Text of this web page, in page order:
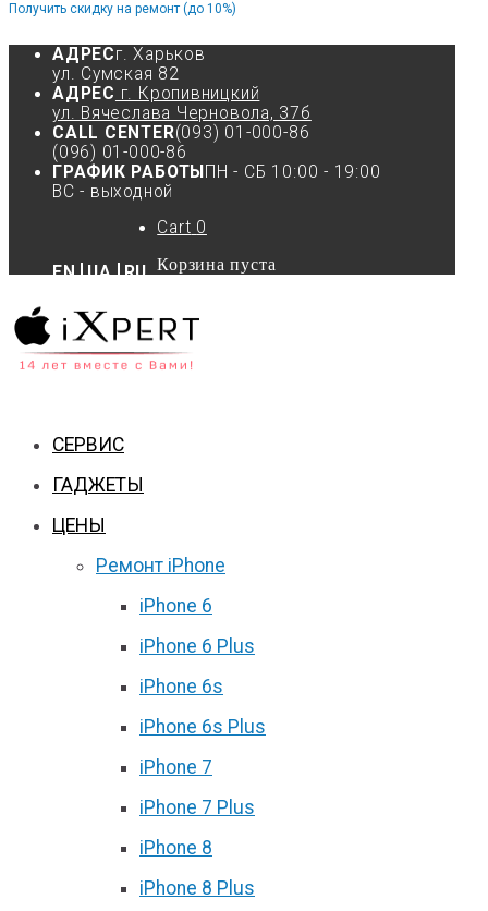
Получить скидку на ремонт (до 10%)
АДРЕСг. Харьков
ул. Сумская 82
АДРЕС г. Кропивницкий
ул. Вячеслава Черновола, 37б
CALL CENTER(093) 01-000-86
(096) 01-000-86
ГРАФИК РАБОТЫ ПН - СБ 10:00 - 19:00
ВС - выходной
EN UA RU
Cart 0
Корзина пуста
СЕРВИС
ГАДЖЕТЫ
ЦЕНЫ
Ремонт iPhone
iPhone 6
iPhone 6 Plus
iPhone 6s
iPhone 6s Plus
iPhone 7
iPhone 7 Plus
iPhone 8
iPhone 8 Plus